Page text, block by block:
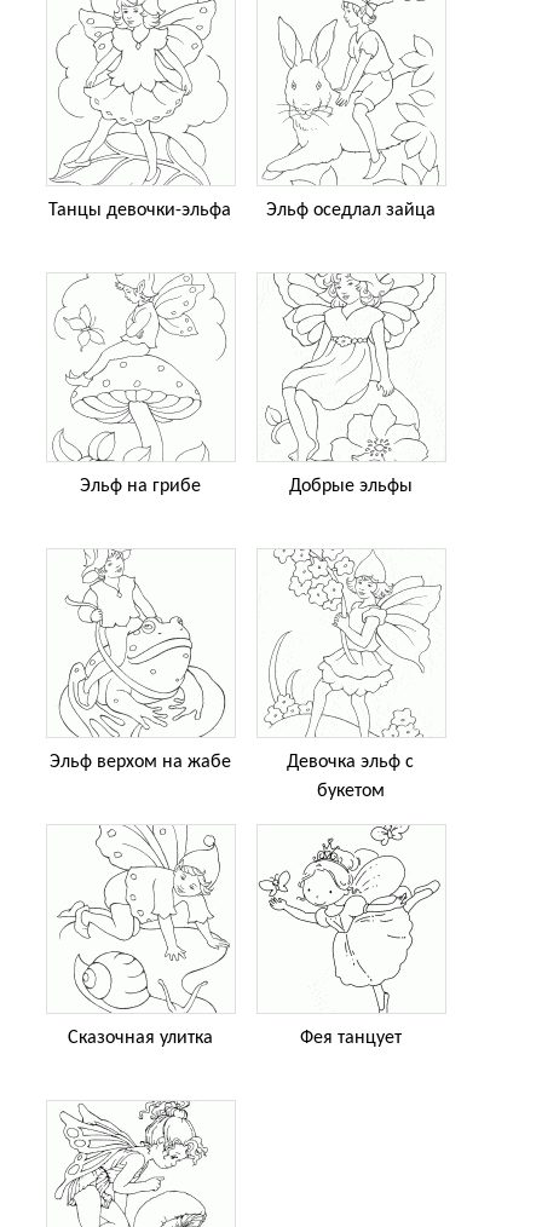
Танцы девочки-эльфа Эльф оседлал зайца
Эльф на грибе Добрые эльфы
Эльф верхом на жабе
Девочка эльф с
букетом
Сказочная улитка Фея танцует